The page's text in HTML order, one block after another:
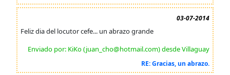
03-07-2014
Feliz dia del locutor cefe... un abrazo grande
Enviado por: KiKo (juan_cho@hotmail.com) desde Villaguay
RE: Gracias, un abrazo.